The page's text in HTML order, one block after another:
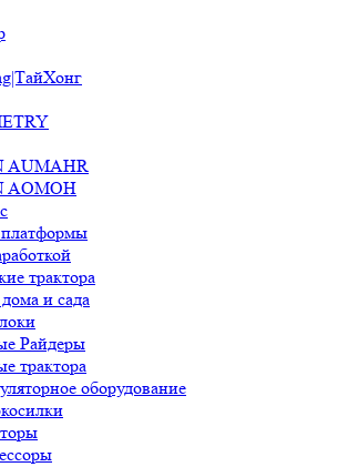
AUMAHR
AOMOH
трактора
и сада
Райдеры
трактора
оборудование